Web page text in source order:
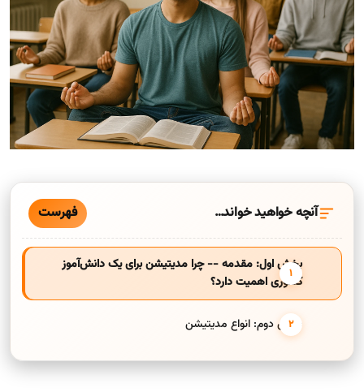
آنچه خواهید خواند… فهرست
بخش اول: مقدمه -- چرا مدیتیشن برای یک دانش‌آموز
کنکوری اهمیت دارد؟
بخش دوم: انواع مدیتیشن